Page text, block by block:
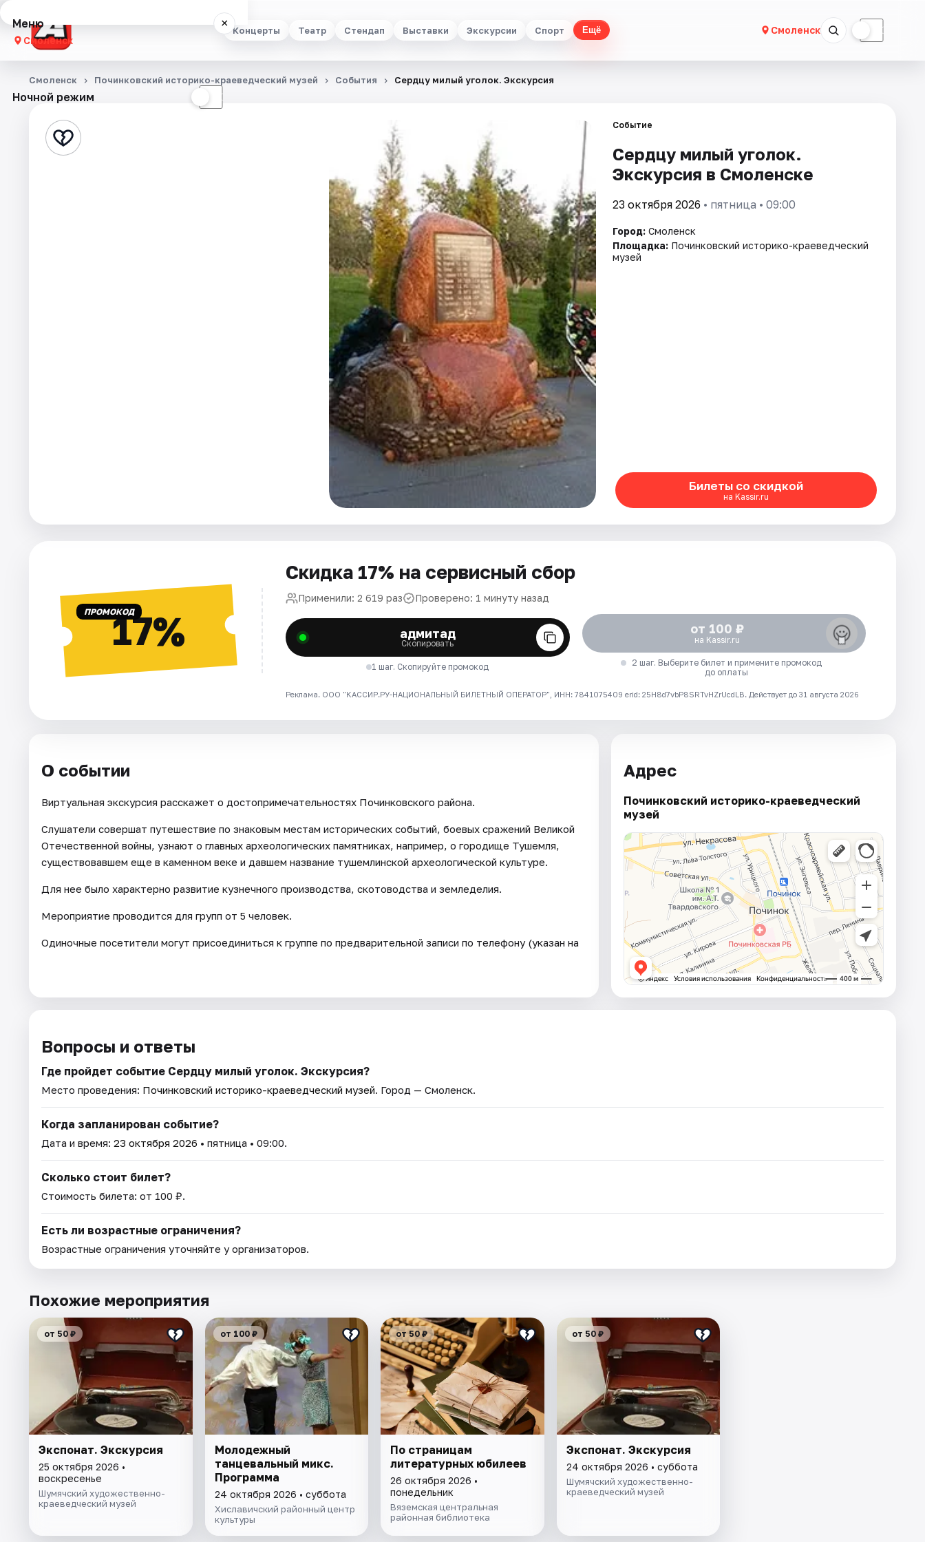
Концерты Театр Стендап Выставки Экскурсии Спорт Ещё Смоленск ☾
Меню ×
Смоленск
Концерты
Стендап
Ночной режим ☾
Смоленск Починковский историко-краеведческий музей События Сердцу милый уголок. Экскурсия
Событие
Сердцу милый уголок.
Экскурсия в Смоленске
23 октября 2026 • пятница • 09:00
Город: Смоленск
Площадка: Починковский историко-краеведческий
музей
Билеты со скидкой
на Kassir.ru
ПРОМОКОД17%
Скидка 17% на сервисный сбор
Применили: 2 619 раз Проверено: 1 минуту назад
адмитад
Скопировать
1 шаг. Скопируйте промокод
от 100 ₽
на Kassir.ru
2 шаг. Выберите билет и примените промокод
до оплаты
Реклама. ООО "КАССИР.РУ-НАЦИОНАЛЬНЫЙ БИЛЕТНЫЙ ОПЕРАТОР", ИНН: 7841075409 erid: 25H8d7vbP8SRTvHZrUcdLB. Действует до 31 августа 2026
О событии
Виртуальная экскурсия расскажет о достопримечательностях Починковского района.
Слушатели совершат путешествие по знаковым местам исторических событий, боевых сражений Великой
Отечественной войны, узнают о главных археологических памятниках, например, о городище Тушемля,
существовавшем еще в каменном веке и давшем название тушемлинской археологической культуре.
Для нее было характерно развитие кузнечного производства, скотоводства и земледелия.
Мероприятие проводится для групп от 5 человек.
Одиночные посетители могут присоединиться к группе по предварительной записи по телефону (указан на
Адрес
Починковский историко-краеведческий
музей
Вопросы и ответы
Где пройдет событие Сердцу милый уголок. Экскурсия?
Место проведения: Починковский историко-краеведческий музей. Город — Смоленск.
Когда запланирован событие?
Дата и время: 23 октября 2026 • пятница • 09:00.
Сколько стоит билет?
Стоимость билета: от 100 ₽.
Есть ли возрастные ограничения?
Возрастные ограничения уточняйте у организаторов.
Похожие мероприятия
от 50 ₽
Экспонат. Экскурсия
25 октября 2026 •
воскресенье
Шумячский художественно-
краеведческий музей
от 100 ₽
Молодежный
танцевальный микс.
Программа
24 октября 2026 • суббота
Хиславичский районный центр
культуры
от 50 ₽
По страницам
литературных юбилеев
26 октября 2026 •
понедельник
Вяземская центральная
районная библиотека
от 50 ₽
Экспонат. Экскурсия
24 октября 2026 • суббота
Шумячский художественно-
краеведческий музей